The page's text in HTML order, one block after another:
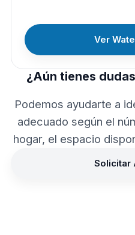
Ver
¿Aún tienes
Podemos ayudarte a
adecuado según el
hogar, el espacio
Solicitar